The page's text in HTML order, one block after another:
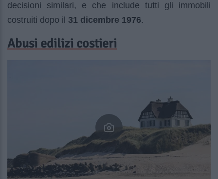
decisioni similari, e che include tutti gli immobili
costruiti dopo il 31 dicembre 1976.
Abusi edilizi costieri